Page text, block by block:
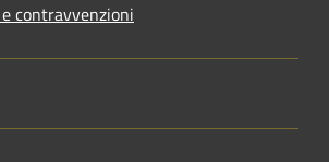
contravvenzioni